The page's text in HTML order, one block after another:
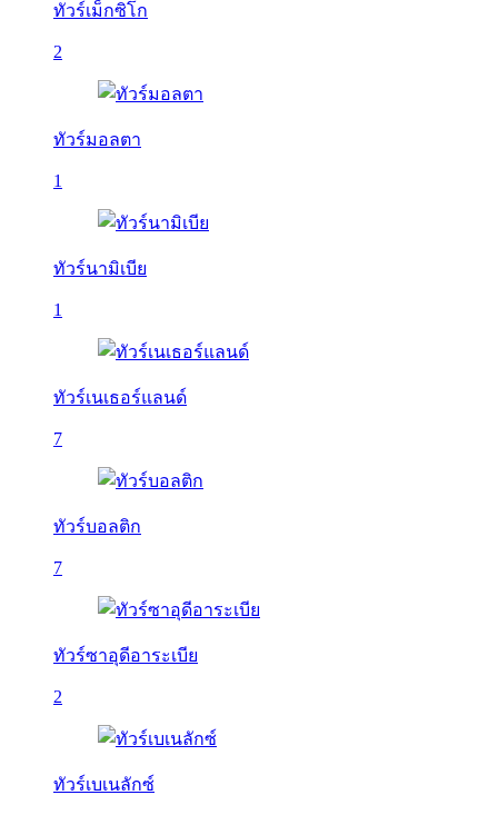
ทัวร์เม็กซิโก
2
ทัวร์มอลตา
1
ทัวร์นามิเบีย
1
ทัวร์เนเธอร์แลนด์
7
ทัวร์บอลติก
7
ทัวร์ซาอุดีอาระเบีย
2
ทัวร์เบเนลักซ์